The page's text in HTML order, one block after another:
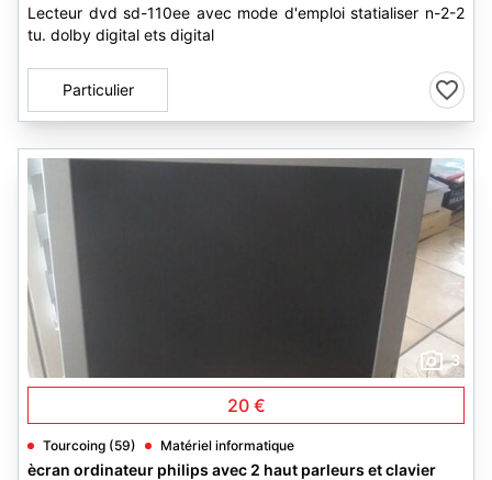
Lecteur dvd sd-110ee avec mode d'emploi statialiser n-2-2
tu. dolby digital ets digital
Particulier
3
20 €
Tourcoing (59) Matériel informatique
ècran ordinateur philips avec 2 haut parleurs et clavier